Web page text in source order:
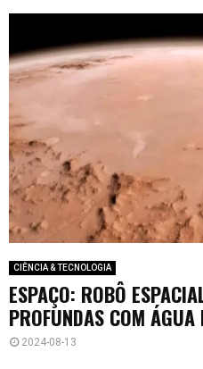
CIÊNCIA & TECNOLOGIA
ESPAÇO: ROBÔ
PROFUNDAS COM
2024-08-13